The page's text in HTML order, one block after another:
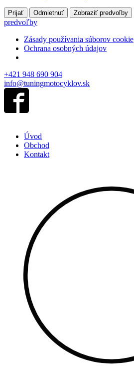
Prijať Odmietnuť Zobraziť predvoľby
predvoľby
Zásady používania súborov cookie
Ochrana osobných údajov
+421 948 690 904
info@tuningmotocyklov.sk
Úvod
Obchod
Kontakt